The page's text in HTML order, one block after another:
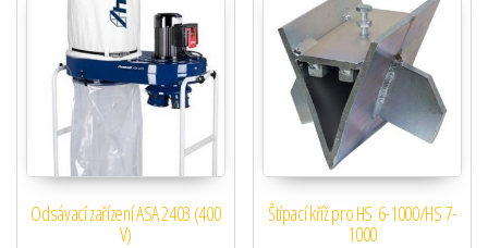
Odsávací zařízení ASA 2403 (400
V)
Štípací kříž pro HS 6-1000/HS 7-
1000